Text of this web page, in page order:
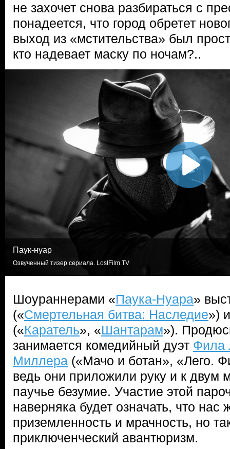
не захочет снова разбираться с
понадеется, что город обретет
выход из «мстительства» был
кто надевает маску по ночам?..
Паук-нуар
Озвученный тизер сериала. LostFilm.TV
Шоураннерами «Паука-Нуара»
(«Смертельная битва: Наследие»)
(«Каратель», «Шантарам»).
занимается комедийный дуэт Фила
Миллера («Мачо и ботан», «Лего.
ведь они приложили руку и к двум
паучье безумие. Участие этой
наверняка будет означать, что нас
приземленность и мрачность, но
приключенческий авантюризм.